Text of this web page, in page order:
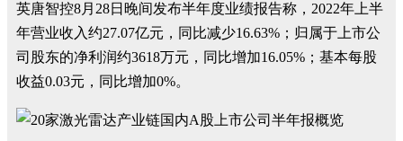
英唐智控8月28日晚间发布半年度业绩报告称，2022年上半
年营业收入约27.07亿元，同比减少16.63%；归属于上市公
司股东的净利润约3618万元，同比增加16.05%；基本每股
收益0.03元，同比增加0%。